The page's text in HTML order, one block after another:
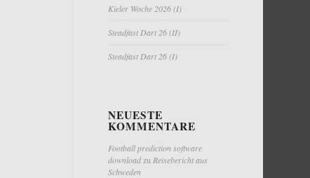
Kieler Woche 2026 (I)
Steadfast Dart 26 (II)
Steadfast Dart 26 (I)
NEUESTE
KOMMENTARE
Football prediction software
downloadzu Reisebericht aus
Schweden